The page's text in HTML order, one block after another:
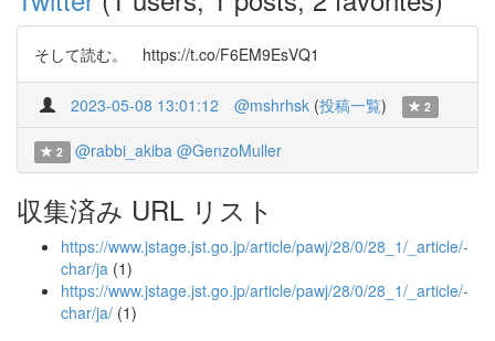
そして読む。 https://t.co/F6EM9EsVQ1
2023-05-08 13:01:12 @mshrhsk (投稿一覧) 2
2 @rabbi_akiba @GenzoMuller
収集済み URL リスト
https://www.jstage.jst.go.jp/article/pawj/28/0/28_1/_article/-
char/ja (1)
https://www.jstage.jst.go.jp/article/pawj/28/0/28_1/_article/-
char/ja/ (1)